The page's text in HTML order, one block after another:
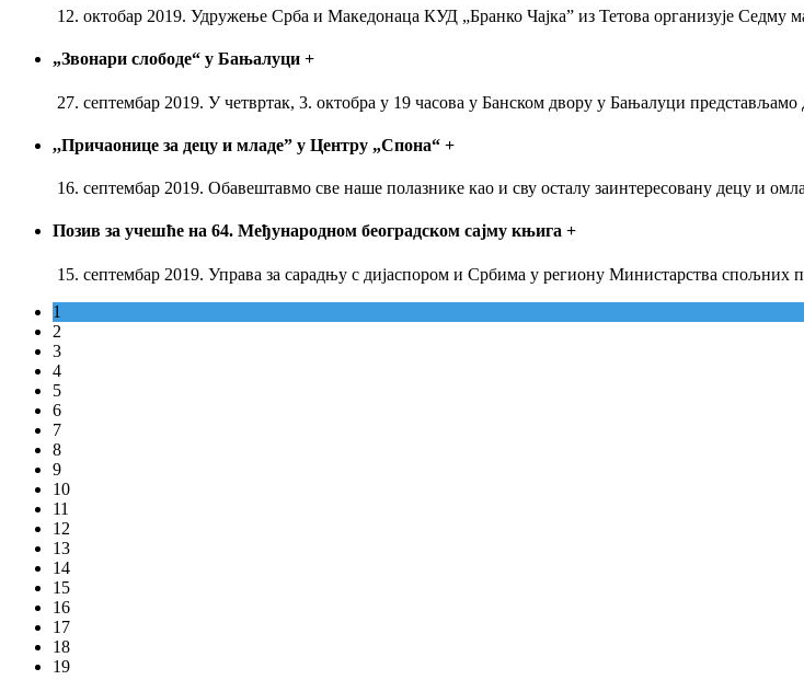
12. октобар 2019. Удружење Срба и Македонаца КУД „Бранко Чајка” из Тетова организује Седму
„Звонари слободе“ у Бањалуци +
27. септембар 2019. У четвртак, 3. октобра у 19 часова у Банском двору у Бањалуци
,,Причаонице за децу и младе” у Центру „Спона“ +
16. септембар 2019. Обавештавмо све наше полазнике као и сву осталу заинтересовану децу и
Позив за учешће на 64. Међународном београдском сајму књига +
15. септембар 2019. Управа за сарадњу с дијаспором и Србима у региону Министарства спољних
1
2
3
4
5
6
7
8
9
10
11
12
13
14
15
16
17
18
19